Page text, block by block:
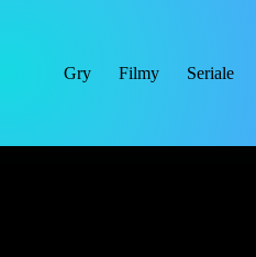
Gry
Filmy Seriale